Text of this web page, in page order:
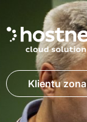
Klientu zona